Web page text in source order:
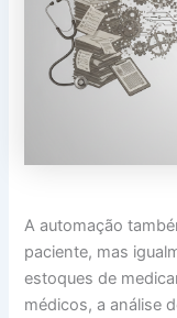
A automação
paciente, mas
estoques de
médicos, a análise